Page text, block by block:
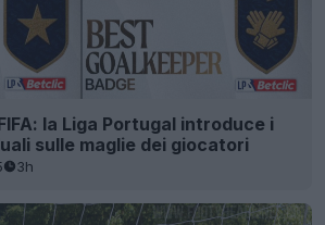
la Liga Portugal introduce i
sulle maglie dei giocatori
3h